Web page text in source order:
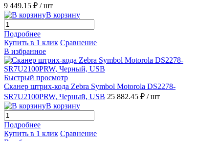
9 449.15 ₽ / шт
В корзину
Подробнее
Купить в 1 клик Сравнение
В избранное
Быстрый просмотр
Сканер штрих-кода Zebra Symbol Motorola DS2278-
SR7U2100PRW, Черный, USB 25 882.45 ₽ / шт
В корзину
Подробнее
Купить в 1 клик Сравнение